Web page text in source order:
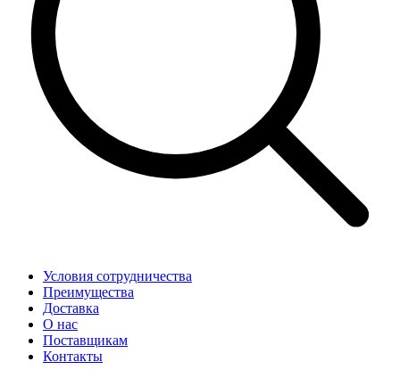
Условия сотрудничества
Преимущества
Доставка
О нас
Поставщикам
Контакты